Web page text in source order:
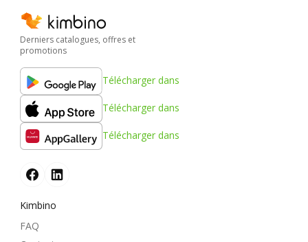
Derniers catalogues, offres et
promotions
Télécharger dans
Télécharger dans
Télécharger dans
Kimbino
FAQ